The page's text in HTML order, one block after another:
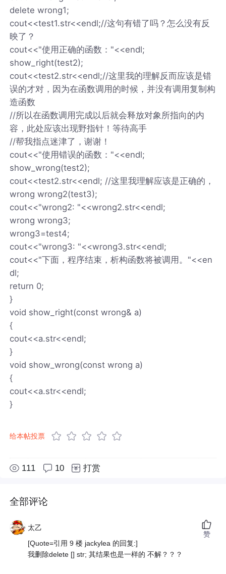
delete wrong1;
cout<<test1.str<<endl;//这句有错了吗？怎么没有反
映了？
cout<<"使用正确的函数："<<endl;
show_right(test2);
cout<<test2.str<<endl;//这里我的理解反而应该是错
误的才对，因为在函数调用的时候，并没有调用复制构
造函数
//所以在函数调用完成以后就会释放对象所指向的内
容，此处应该出现野指针！等待高手
//帮我指点迷津了，谢谢！
cout<<"使用错误的函数："<<endl;
show_wrong(test2);
cout<<test2.str<<endl; //这里我理解应该是正确的，
wrong wrong2(test3);
cout<<"wrong2: "<<wrong2.str<<endl;
wrong wrong3;
wrong3=test4;
cout<<"wrong3: "<<wrong3.str<<endl;
cout<<"下面，程序结束，析构函数将被调用。"<<en
dl;
return 0;
}
void show_right(const wrong& a)
{
cout<<a.str<<endl;
}
void show_wrong(const wrong a)
{
cout<<a.str<<endl;
}
给本帖投票
111 10 打赏
全部评论
太乙
[Quote=引用 9 楼 jackylea 的回复:]
我删除delete [] str; 其结果也是一样的 不解？？？
赞